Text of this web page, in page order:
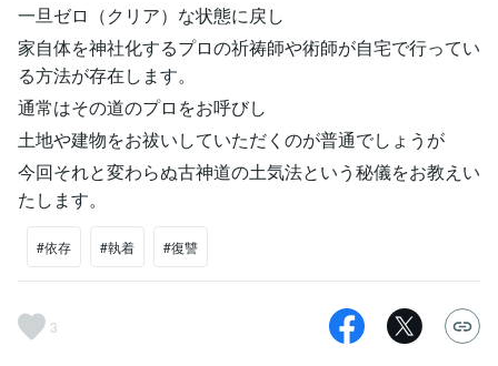
一旦ゼロ（クリア）な状態に戻し
家自体を神社化するプロの祈祷師や術師が自宅で行ってい
る方法が存在します。
通常はその道のプロをお呼びし
土地や建物をお祓いしていただくのが普通でしょうが
今回それと変わらぬ古神道の土気法という秘儀をお教えい
たします。
#依存 #執着 #復讐
3